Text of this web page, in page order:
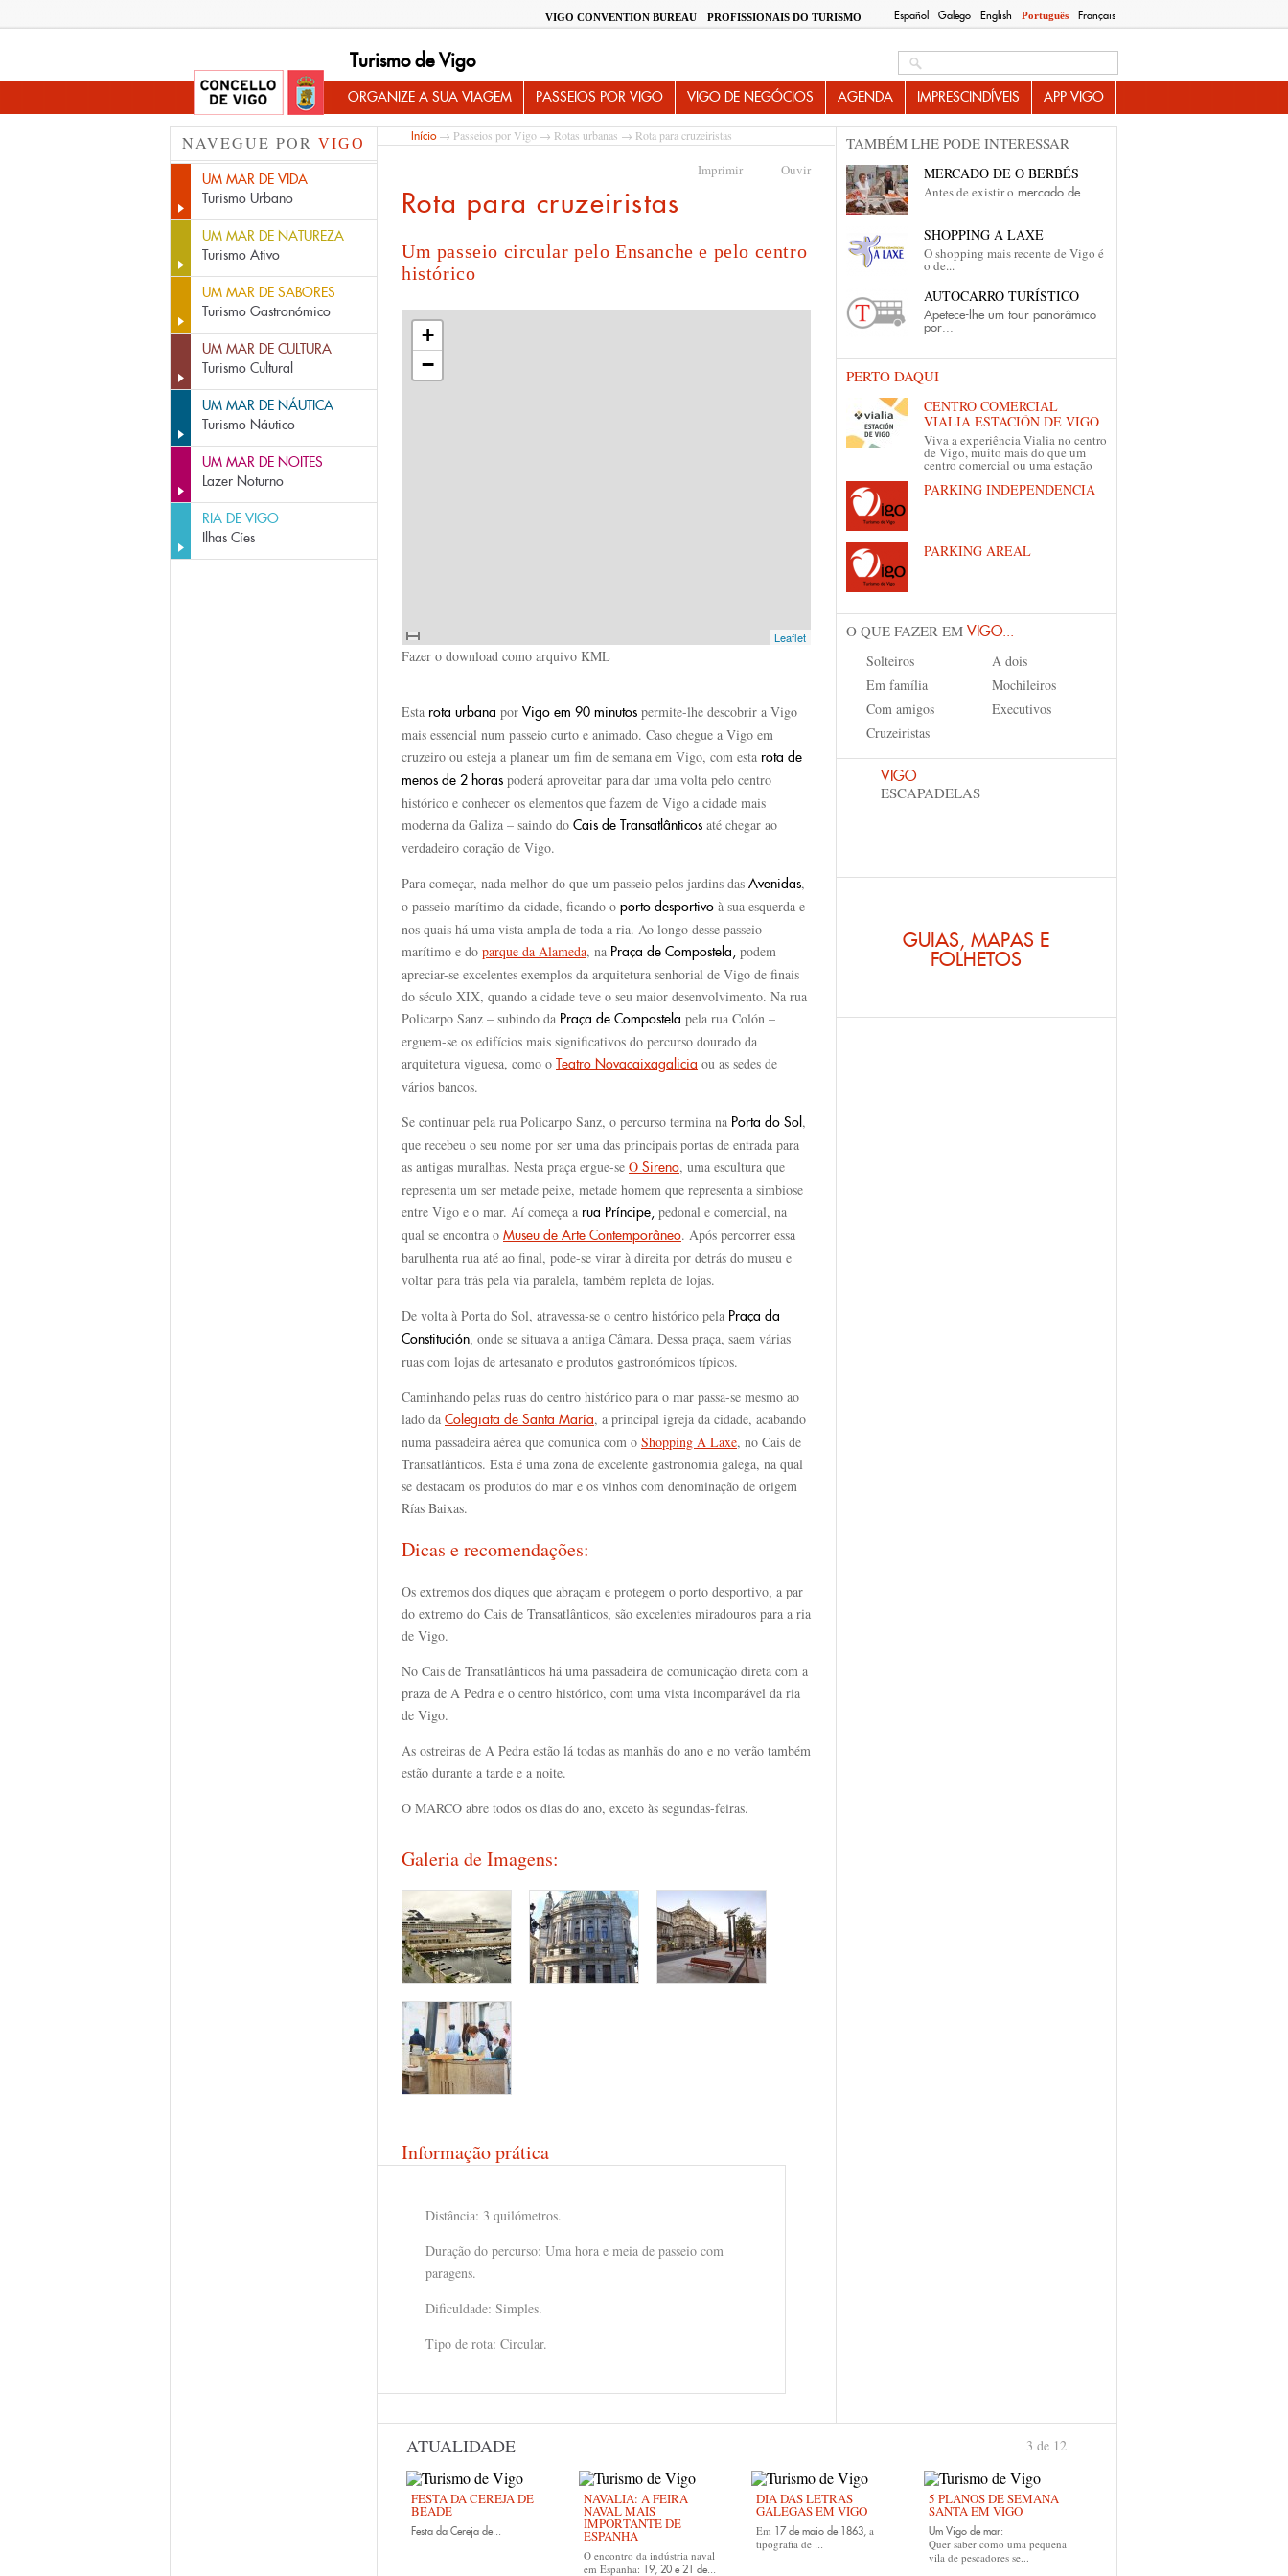
Español Galego English Português Français
VIGO CONVENTION BUREAU PROFISSIONAIS DO TURISMO
Turismo de Vigo
ORGANIZE A SUA VIAGEM PASSEIOS POR VIGO VIGO DE NEGÓCIOS AGENDA IMPRESCINDÍVEIS APP VIGO
NAVEGUE POR VIGO
UM MAR DE VIDA
Turismo Urbano
UM MAR DE NATUREZA
Turismo Ativo
UM MAR DE SABORES
Turismo Gastronómico
UM MAR DE CULTURA
Turismo Cultural
UM MAR DE NÁUTICA
Turismo Náutico
UM MAR DE NOITES
Lazer Noturno
RIA DE VIGO
Ilhas Cíes
Início→ Passeios por Vigo → Rotas urbanas → Rota para cruzeiristas
Imprimir Ouvir
Rota para cruzeiristas
Um passeio circular pelo Ensanche e pelo centro
histórico
+
−
Leaflet
Fazer o download como arquivo KML
Esta rota urbana por Vigo em 90 minutos permite-lhe descobrir a Vigo
mais essencial num passeio curto e animado. Caso chegue a Vigo em
cruzeiro ou esteja a planear um fim de semana em Vigo, com esta rota de
menos de 2 horas poderá aproveitar para dar uma volta pelo centro
histórico e conhecer os elementos que fazem de Vigo a cidade mais
moderna da Galiza – saindo do Cais de Transatlânticos até chegar ao
verdadeiro coração de Vigo.
Para começar, nada melhor do que um passeio pelos jardins das Avenidas,
o passeio marítimo da cidade, ficando o porto desportivo à sua esquerda e
nos quais há uma vista ampla de toda a ria. Ao longo desse passeio
marítimo e do parque da Alameda, na Praça de Compostela, podem
apreciar-se excelentes exemplos da arquitetura senhorial de Vigo de finais
do século XIX, quando a cidade teve o seu maior desenvolvimento. Na rua
Policarpo Sanz – subindo da Praça de Compostela pela rua Colón –
erguem-se os edifícios mais significativos do percurso dourado da
arquitetura viguesa, como o Teatro Novacaixagalicia ou as sedes de
vários bancos.
Se continuar pela rua Policarpo Sanz, o percurso termina na Porta do Sol ,
que recebeu o seu nome por ser uma das principais portas de entrada para
as antigas muralhas. Nesta praça ergue-se O Sireno, uma escultura que
representa um ser metade peixe, metade homem que representa a simbiose
entre Vigo e o mar. Aí começa a rua Príncipe, pedonal e comercial, na
qual se encontra o Museu de Arte Contemporâneo. Após percorrer essa
barulhenta rua até ao final, pode-se virar à direita por detrás do museu e
voltar para trás pela via paralela, também repleta de lojas.
De volta à Porta do Sol, atravessa-se o centro histórico pela Praça da
Constitución, onde se situava a antiga Câmara. Dessa praça, saem várias
ruas com lojas de artesanato e produtos gastronómicos típicos.
Caminhando pelas ruas do centro histórico para o mar passa-se mesmo ao
lado da Colegiata de Santa María, a principal igreja da cidade, acabando
numa passadeira aérea que comunica com o Shopping A Laxe, no Cais de
Transatlânticos. Esta é uma zona de excelente gastronomia galega, na qual
se destacam os produtos do mar e os vinhos com denominação de origem
Rías Baixas.
Dicas e recomendações:
Os extremos dos diques que abraçam e protegem o porto desportivo, a par
do extremo do Cais de Transatlânticos, são excelentes miradouros para a ria
de Vigo.
No Cais de Transatlânticos há uma passadeira de comunicação direta com a
praza de A Pedra e o centro histórico, com uma vista incomparável da ria
de Vigo.
As ostreiras de A Pedra estão lá todas as manhãs do ano e no verão também
estão durante a tarde e a noite.
O MARCO abre todos os dias do ano, exceto às segundas-feiras.
Galeria de Imagens:
Informação prática
Distância: 3 quilómetros.
Duração do percurso: Uma hora e meia de passeio com
paragens.
Dificuldade: Simples.
Tipo de rota: Circular.
TAMBÉM LHE PODE INTERESSAR
MERCADO DE O BERBÉS
Antes de existir o mercado de...
SHOPPING A LAXE
O shopping mais recente de Vigo é
o de...
AUTOCARRO TURÍSTICO
Apetece-lhe um tour panorâmico
por...
PERTO DAQUI
CENTRO COMERCIAL
VIALIA ESTACIÓN DE VIGO
Viva a experiência Vialia no centro
de Vigo, muito mais do que um
centro comercial ou uma estação
PARKING INDEPENDENCIA
PARKING AREAL
O QUE FAZER EM VIGO...
Solteiros
A dois
Em família
Mochileiros
Com amigos
Executivos
Cruzeiristas
VIGO
ESCAPADELAS
GUIAS, MAPAS E
FOLHETOS
ATUALIDADE
FESTA DA CEREJA DE
BEADE
Festa da Cereja de...
NAVALIA: A FEIRA
NAVAL MAIS
IMPORTANTE DE
ESPANHA
O encontro da indústria naval
em Espanha: 19, 20 e 21 de...
DIA DAS LETRAS
GALEGAS EM VIGO
Em 17 de maio de 1863, a
tipografia de ...
5 PLANOS DE SEMANA
SANTA EM VIGO
Um Vigo de mar:
Quer saber como uma pequena
vila de pescadores se...
3 de 12